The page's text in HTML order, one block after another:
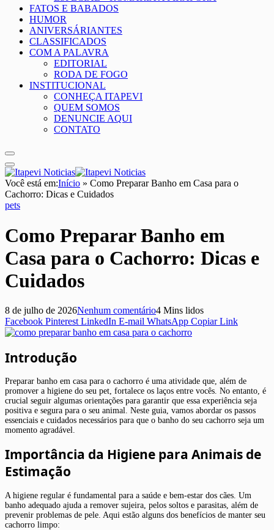
FATOS E BABADOS
HUMOR
ANIVERSÁRIANTES
CLASSIFICADOS
COM A PALAVRA
EDITORIAL
RODA DE FOGO
INSTITUCIONAL
CONHEÇA ITAPEVI
QUEM SOMOS
DENUNCIE AQUI
CONTATO
Você está em:Início » Como Preparar Banho em Casa para o
Cachorro: Dicas e Cuidados
pets
Como Preparar Banho em
Casa para o Cachorro: Dicas e
Cuidados
8 de julho de 2026Nenhum comentário4 Mins lidos
Facebook Pinterest LinkedIn E-mail WhatsApp Copiar Link
Introdução
Preparar banho em casa para o cachorro é uma atividade que, além de
promover a higiene do seu pet, fortalece os laços entre vocês. No entanto, é
crucial seguir algumas orientações para garantir que essa experiência seja
positiva e segura para o seu animal. Neste guia, vamos abordar os passos
essenciais e cuidados necessários para que o banho do seu cachorro seja um
momento agradável.
Importância da Higiene para Animais de
Estimação
A higiene regular é fundamental para a saúde e bem-estar dos cães. Um
banho adequado ajuda a remover sujeira, pelos soltos e parasitas, além de
prevenir problemas de pele. Aqui estão alguns dos benefícios de manter seu
cachorro limpo: